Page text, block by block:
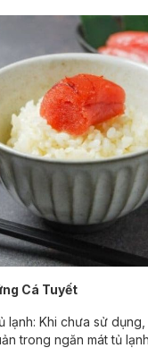
Cá Tuyết
lạnh: Khi chưa sử
trong ngăn mát tủ